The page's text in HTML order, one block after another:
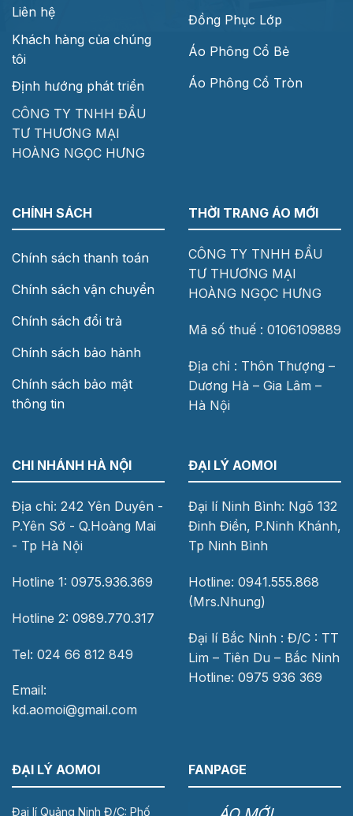
Liên hệ
Khách hàng của chúng
tôi
Định hướng phát triển
CÔNG TY TNHH ĐẦU
TƯ THƯƠNG MẠI
HOÀNG NGỌC HƯNG
Đồng Phục Lớp
Áo Phông Cổ Bẻ
Áo Phông Cổ Tròn
CHÍNH SÁCH
Chính sách thanh toán
Chính sách vận chuyển
Chính sách đổi trả
Chính sách bảo hành
Chính sách bảo mật
thông tin
THỜI TRANG ÁO MỚI
CÔNG TY TNHH ĐẦU
TƯ THƯƠNG MẠI
HOÀNG NGỌC HƯNG
Mã số thuế : 0106109889
Địa chỉ : Thôn Thượng –
Dương Hà – Gia Lâm –
Hà Nội
CHI NHÁNH HÀ NỘI
Địa chỉ: 242 Yên Duyên -
P.Yên Sở - Q.Hoàng Mai
- Tp Hà Nội
Hotline 1: 0975.936.369
Hotline 2: 0989.770.317
Tel: 024 66 812 849
Email:
kd.aomoi@gmail.com
ĐẠI LÝ AOMOI
Đại lí Ninh Bình: Ngõ 132
Đinh Điền, P.Ninh Khánh,
Tp Ninh Bình
Hotline: 0941.555.868
(Mrs.Nhung)
Đại lí Bắc Ninh : Đ/C : TT
Lim – Tiên Du – Bắc Ninh
Hotline: 0975 936 369
ĐẠI LÝ AOMOI
Đại lí Quảng Ninh Đ/C: Phố
FANPAGE